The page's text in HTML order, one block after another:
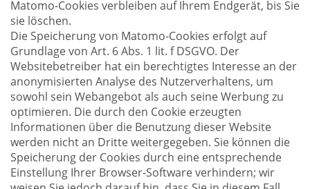
Matomo-Cookies verbleiben auf Ihrem Endgerät, bis Sie
sie löschen.
Die Speicherung von Matomo-Cookies erfolgt auf
Grundlage von Art. 6 Abs. 1 lit. f DSGVO. Der
Websitebetreiber hat ein berechtigtes Interesse an der
anonymisierten Analyse des Nutzerverhaltens, um
sowohl sein Webangebot als auch seine Werbung zu
optimieren. Die durch den Cookie erzeugten
Informationen über die Benutzung dieser Website
werden nicht an Dritte weitergegeben. Sie können die
Speicherung der Cookies durch eine entsprechende
Einstellung Ihrer Browser-Software verhindern; wir